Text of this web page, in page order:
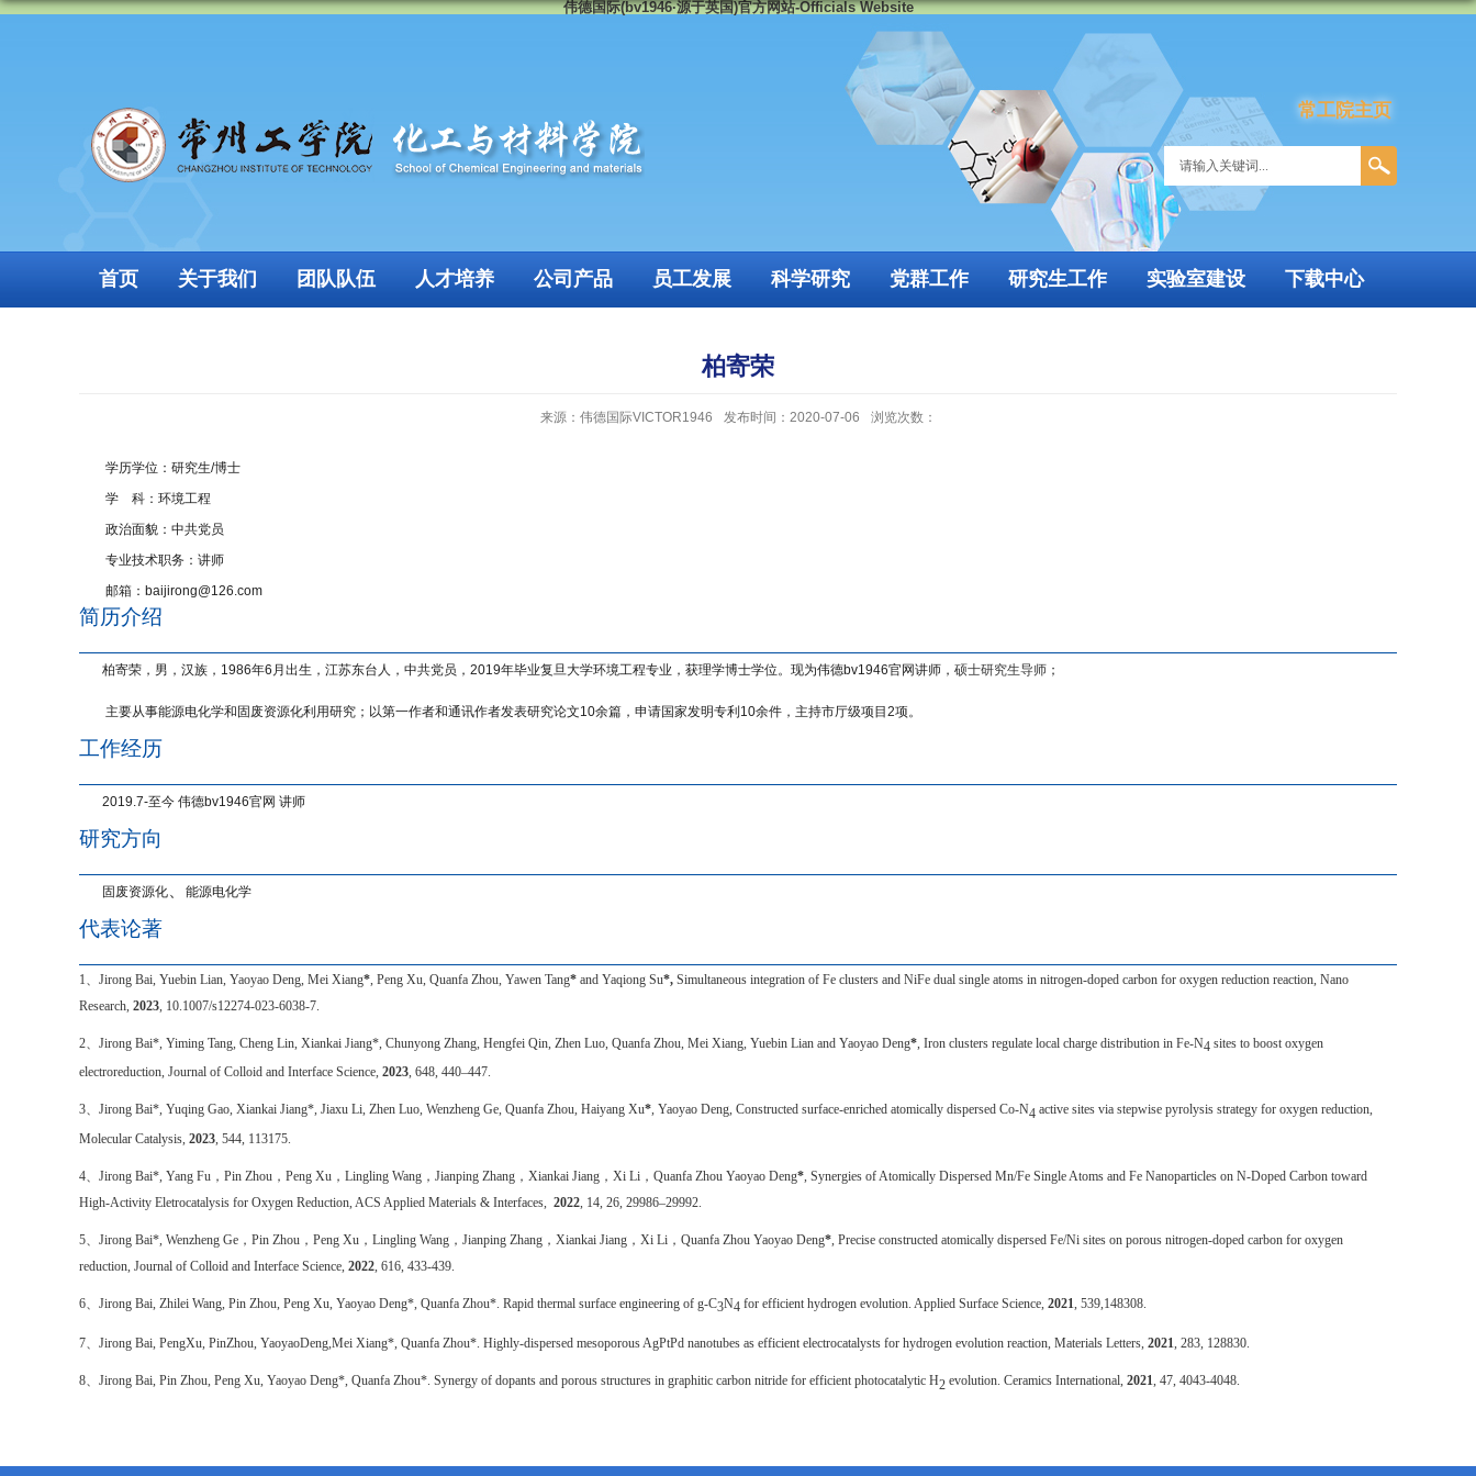
伟德国际(bv1946·源于英国)官方网站-Officials Website
常工院主页
首页 关于我们 团队队伍 人才培养 公司产品 员工发展 科学研究 党群工作 研究生工作 实验室建设 下载中心
柏寄荣
来源：伟德国际VICTOR1946 发布时间：2020-07-06 浏览次数：
学历学位：研究生/博士
学
科：环境工程
政治面貌：中共党员
专业技术职务：讲师
邮箱： baijirong@126.com
简历介绍
柏寄荣，男，汉族， 1986年6 月出生，江苏东台人，中共党员， 2019年毕业复旦大学环境工程专业，获理学博士学位。现为伟德bv1946官网讲师， 硕士研究生导师 ；
主要从事能源电化学和固废资源化利用研究；以第一作者和通讯作者发表研究论文10余篇，申请国家发明专利 10余件，主持市厅级项目 2项。
工作经历
2019.7-至今 伟德bv1946官网 讲师
研究方向
固废资源化 能源电化学
代表论著
1、 Jirong Bai, Yuebin Lian, Yaoyao Deng, Mei Xiang*, Peng Xu, Quanfa Zhou, Yawen Tang* and Yaqiong Su*, Simultaneous integration of Fe clusters and NiFe dual single atoms in nitrogen-doped carbon for oxygen reduction reaction, Nano
Research, 2023, 10.1007/s12274-023-6038-7.
2、 Jirong Bai*, Yiming Tang, Cheng Lin, Xiankai Jiang*, Chunyong Zhang, Hengfei Qin, Zhen Luo, Quanfa Zhou, Mei Xiang, Yuebin Lian and Yaoyao Deng*, Iron clusters regulate local charge distribution in Fe-N4 sites to boost oxygen
electroreduction, Journal of Colloid and Interface Science, 2023, 648, 440–447.
3、 Jirong Bai*, Yuqing Gao, Xiankai Jiang*, Jiaxu Li, Zhen Luo, Wenzheng Ge, Quanfa Zhou, Haiyang Xu*, Yaoyao Deng, Constructed surface-enriched atomically dispersed Co-N4 active sites via stepwise pyrolysis strategy for oxygen reduction,
Molecular Catalysis 2023 , 544, 113175.
4 Jirong Bai*, Yang Fu ， Pin Zhou ， Peng Xu ， Lingling Wang ， Jianping Zhang ， Xiankai Jiang ， Xi Li ， Quanfa Zhou Yaoyao Deng* , Synergies of Atomically Dispersed Mn/Fe Single Atoms and Fe Nanoparticles on N-Doped Carbon toward
High-Activity Eletrocatalysis for Oxygen Reduction, ACS Applied Materials & Interfaces 2022 , 14, 26, 29986–29992.
5 Jirong Bai*, Wenzheng Ge ， Pin Zhou ， Peng Xu ， Lingling Wang ， Jianping Zhang ， Xiankai Jiang ， Xi Li ， Quanfa Zhou Yaoyao Deng* , Precise constructed atomically dispersed Fe/Ni sites on porous nitrogen-doped carbon for oxygen
reduction, Journal of Colloid and Interface Science 2022 , 616, 433-439.
6 Jirong Bai, Zhilei Wang, Pin Zhou, Peng Xu, Yaoyao Deng*, Quanfa Zhou*. Rapid thermal surface engineering of g-C3N4 for efficient hydrogen evolution. Applied Surface Science 2021 , 539, 148308.
7、 Jirong Bai, PengXu, PinZhou, YaoyaoDeng,Mei Xiang*, Quanfa Zhou*. Highly-dispersed mesoporous AgPtPd nanotubes as efficient electrocatalysts for hydrogen evolution reaction, Materials Letters, 2021, 283, 128830.
8、 Jirong Bai, Pin Zhou, Peng Xu, Yaoyao Deng*, Quanfa Zhou*. Synergy of dopants and porous structures in graphitic carbon nitride for efficient photocatalytic H2 evolution. Ceramics International, 2021, 47, 4043-4048.